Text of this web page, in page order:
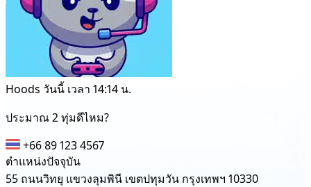
Hoods วันนี้ เวลา 14:14 น.
ประมาณ 2 ทุ่มดีไหม?
+66 89 123 4567
ตำแหน่งปัจจุบัน
55 ถนนวิทยุ แขวงลุมพินี เขตปทุมวัน กรุงเทพฯ 10330